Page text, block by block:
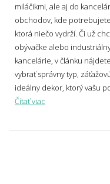
🎨 Materiál, dekor a
Aké dekory PVC
miláčikmi, ale aj do
obchodov, kde
ktorá niečo vydrží. Či už
obývačke alebo
kancelárie, v článku
vybrať správny typ,
ideálny dekor, ktorý vašu
Čítať viac